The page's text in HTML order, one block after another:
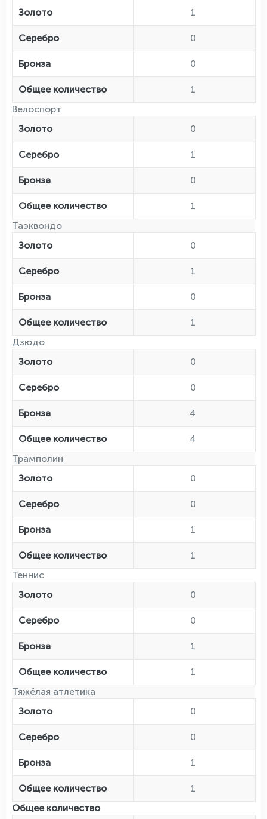
Золото 1
Серебро 0
Бронза 0
Общее количество
1
Велоспорт
Золото
0
Серебро 1
Бронза 0
Общее количество
1
Таэквондо
Золото
0
Серебро 1
Бронза 0
Общее количество
1
Дзюдо
Золото
0
Серебро 0
Бронза 4
Общее количество
4
Трамполин
Золото
0
Серебро 0
Бронза 1
Общее количество
1
Теннис
Золото
0
Серебро 0
Бронза 1
Общее количество
1
Тяжёлая атлетика
Золото
0
Серебро 0
Бронза 1
Общее количество
1
Общее количество